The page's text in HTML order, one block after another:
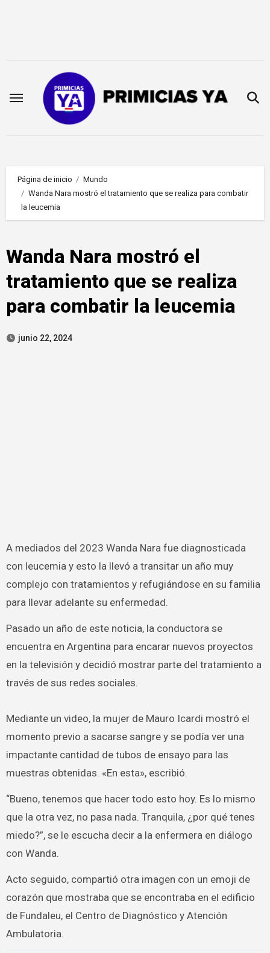
Página de inicio
Mundo
Wanda Nara mostró el tratamiento que se realiza para combatir
la leucemia
Wanda Nara mostró el
tratamiento que se realiza
para combatir la leucemia
junio 22, 2024
A mediados del 2023 Wanda Nara fue diagnosticada
con leucemia y esto la llevó a transitar un año muy
complejo con tratamientos y refugiándose en su familia
para llevar adelante su enfermedad.
Pasado un año de este noticia, la conductora se
encuentra en Argentina para encarar nuevos proyectos
en la televisión y decidió mostrar parte del tratamiento a
través de sus redes sociales.
Mediante un video, la mujer de Mauro Icardi mostró el
momento previo a sacarse sangre y se podía ver una
impactante cantidad de tubos de ensayo para las
muestras obtenidas. «En esta», escribió.
“Bueno, tenemos que hacer todo esto hoy. Es lo mismo
que la otra vez, no pasa nada. Tranquila, ¿por qué tenes
miedo?”, se le escucha decir a la enfermera en diálogo
con Wanda.
Acto seguido, compartió otra imagen con un emoji de
corazón que mostraba que se encontraba en el edificio
de Fundaleu, el Centro de Diagnóstico y Atención
Ambulatoria.